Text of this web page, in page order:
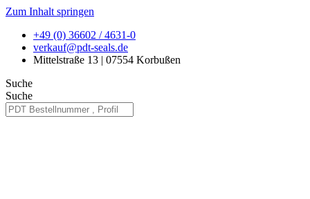
Zum Inhalt springen
+49 (0) 36602 / 4631-0
verkauf@pdt-seals.de
Mittelstraße 13 | 07554 Korbußen
Suche
Suche